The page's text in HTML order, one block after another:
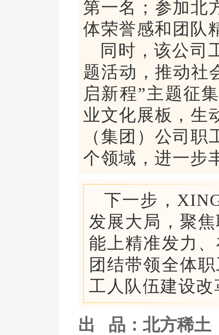
第一名；参加北
体荣誉感和团队
同时，该公司
题活动，推动社
启新程”主题征
业文化展板，生
（集团）公司
个领域，进一步
下一步，
发展大局，聚
能上精准发力
团结带领全体
工人队伍建设
出 品：北方稀土